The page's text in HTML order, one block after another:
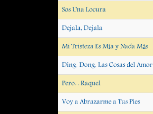
Sos Una Locura
Dejala, Dejala
Mi Tristeza Es Mía y Nada Más
Ding, Dong, Las Cosas del Amor
Pero... Raquel
Voy a Abrazarme a Tus Pies